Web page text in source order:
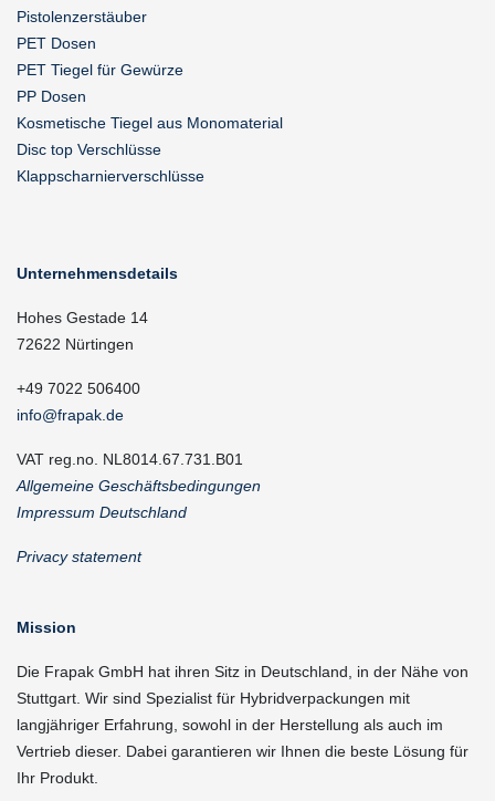
Pistolenzerstäuber
PET Dosen
PET Tiegel für Gewürze
PP Dosen
Kosmetische Tiegel aus Monomaterial
Disc top Verschlüsse
Klappscharnierverschlüsse
Unternehmensdetails
Hohes Gestade 14
72622 Nürtingen
+49 7022 506400
info@frapak.de
VAT reg.no. NL8014.67.731.B01
Allgemeine Geschäftsbedingungen
Impressum Deutschland
Privacy statement
Mission
Die Frapak GmbH hat ihren Sitz in Deutschland, in der Nähe von
Stuttgart. Wir sind Spezialist für Hybridverpackungen mit
langjähriger Erfahrung, sowohl in der Herstellung als auch im
Vertrieb dieser. Dabei garantieren wir Ihnen die beste Lösung für
Ihr Produkt.